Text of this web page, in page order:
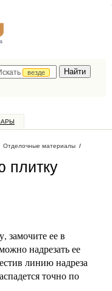
везде
Отделочные материалы /
плитку
замочите ее в
надрезать ее
линию надреза
точно по